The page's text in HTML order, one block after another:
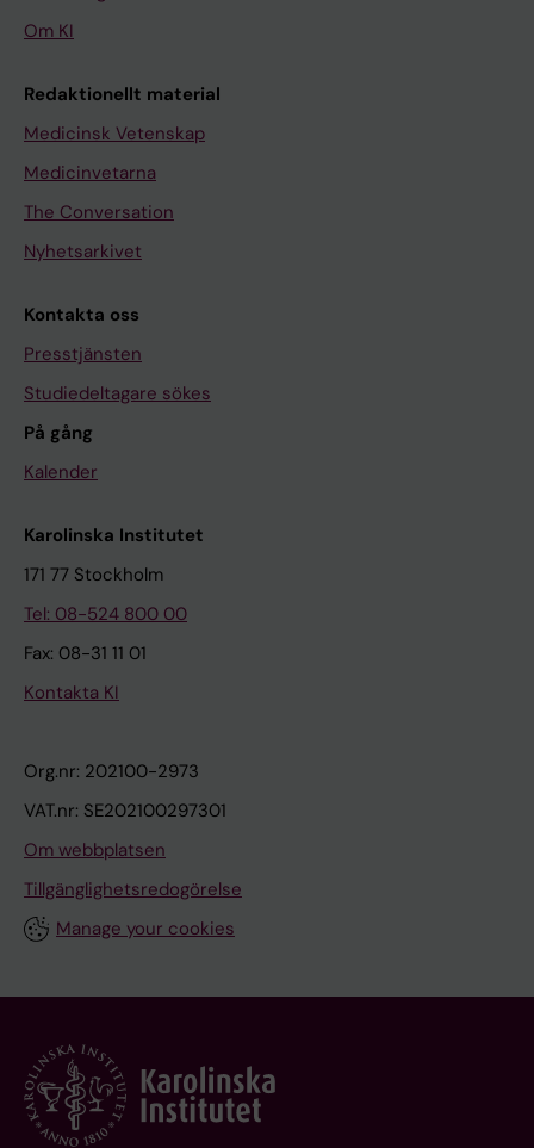
Om KI
Redaktionellt material
Medicinsk Vetenskap
Medicinvetarna
The Conversation
Nyhetsarkivet
Kontakta oss
Presstjänsten
Studiedeltagare sökes
På gång
Kalender
Karolinska Institutet
171 77 Stockholm
Tel: 08-524 800 00
Fax: 08-31 11 01
Kontakta KI
Org.nr: 202100-2973
VAT.nr: SE202100297301
Om webbplatsen
Tillgänglighetsredogörelse
Manage your cookies